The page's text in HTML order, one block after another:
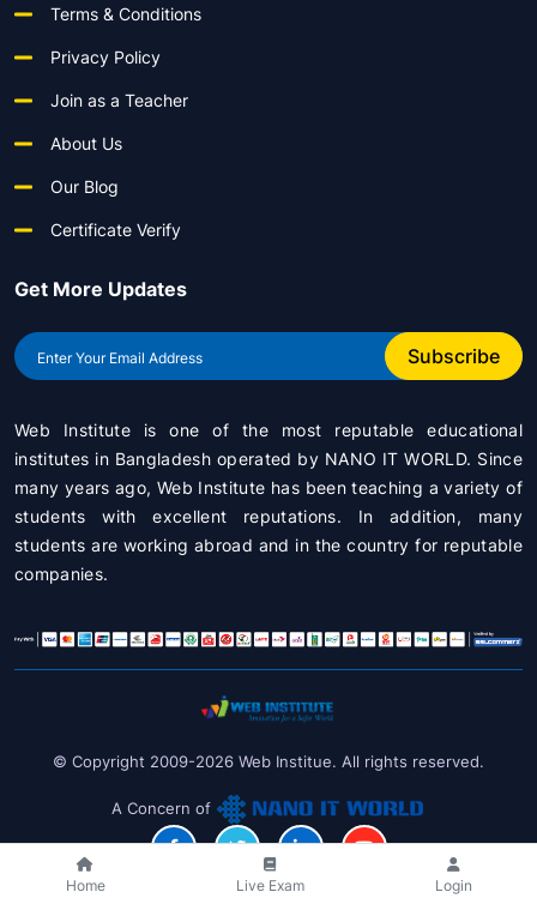
Home Live Exam Login
Terms & Conditions
Privacy Policy
Join as a Teacher
About Us
Our Blog
Certificate Verify
Get More Updates
Subscribe
Web Institute is one of the most reputable educational
institutes in Bangladesh operated by NANO IT WORLD. Since
many years ago, Web Institute has been teaching a variety of
students with excellent reputations. In addition, many
students are working abroad and in the country for reputable
companies.
© Copyright 2009-2026 Web Institue. All rights reserved.
A Concern of